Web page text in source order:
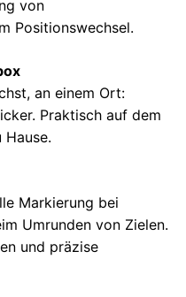
von
Positionswechsel.
an einem Ort:
Praktisch auf dem
Markierung bei
Umrunden von Zielen.
und präzise